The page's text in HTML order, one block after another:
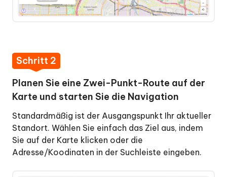
Schritt 2
Planen Sie eine Zwei-Punkt-Route auf der
Karte und starten Sie die Navigation
Standardmäßig ist der Ausgangspunkt Ihr aktueller
Standort. Wählen Sie einfach das Ziel aus, indem
Sie auf der Karte klicken oder die
Adresse/Koodinaten in der Suchleiste eingeben.